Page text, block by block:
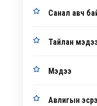
Санал авч
Тайлан
Мэдээ
Авлигын